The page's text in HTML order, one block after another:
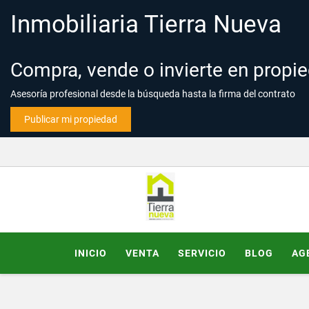
Inmobiliaria Tierra Nueva
Compra, vende o invierte en
Asesoría profesional desde la búsqueda hasta la firma del contrato
Publicar mi propiedad
INICIO VENTA SERVICIO BLOG